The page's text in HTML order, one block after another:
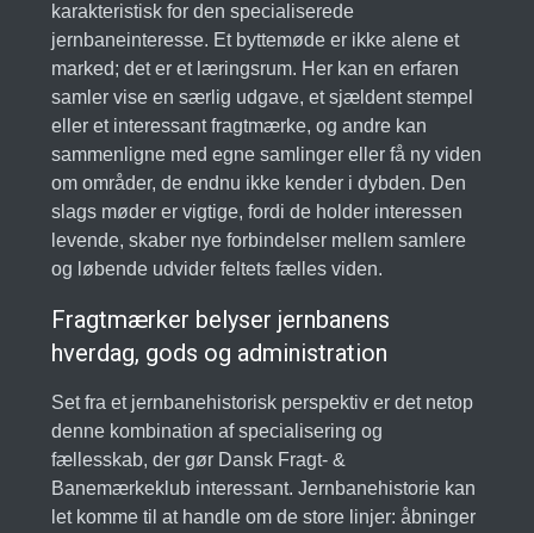
karakteristisk for den specialiserede
jernbaneinteresse. Et byttemøde er ikke alene et
marked; det er et læringsrum. Her kan en erfaren
samler vise en særlig udgave, et sjældent stempel
eller et interessant fragtmærke, og andre kan
sammenligne med egne samlinger eller få ny viden
om områder, de endnu ikke kender i dybden. Den
slags møder er vigtige, fordi de holder interessen
levende, skaber nye forbindelser mellem samlere
og løbende udvider feltets fælles viden.
Fragtmærker belyser jernbanens
hverdag, gods og administration
Set fra et jernbanehistorisk perspektiv er det netop
denne kombination af specialisering og
fællesskab, der gør Dansk Fragt- &
Banemærkeklub interessant. Jernbanehistorie kan
let komme til at handle om de store linjer: åbninger